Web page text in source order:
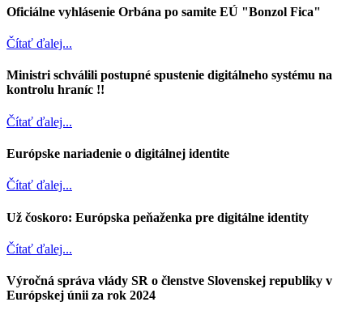
Oficiálne vyhlásenie Orbána po samite EÚ "Bonzol Fica"
Čítať ďalej...
Ministri schválili postupné spustenie digitálneho systému na
kontrolu hraníc !!
Čítať ďalej...
Európske nariadenie o digitálnej identite
Čítať ďalej...
Už čoskoro: Európska peňaženka pre digitálne identity
Čítať ďalej...
Výročná správa vlády SR o členstve Slovenskej republiky v
Európskej únii za rok 2024